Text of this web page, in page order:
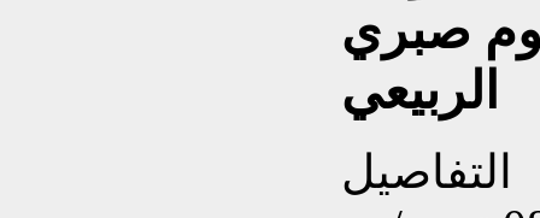
صبري
الربيعي
التفاصيل